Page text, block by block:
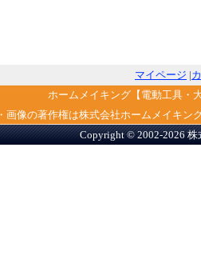
マイページ |
ホームメイキング【電動工具・
画像の著作権は株式会社ホームメイキ
Copyright © 2002-2026